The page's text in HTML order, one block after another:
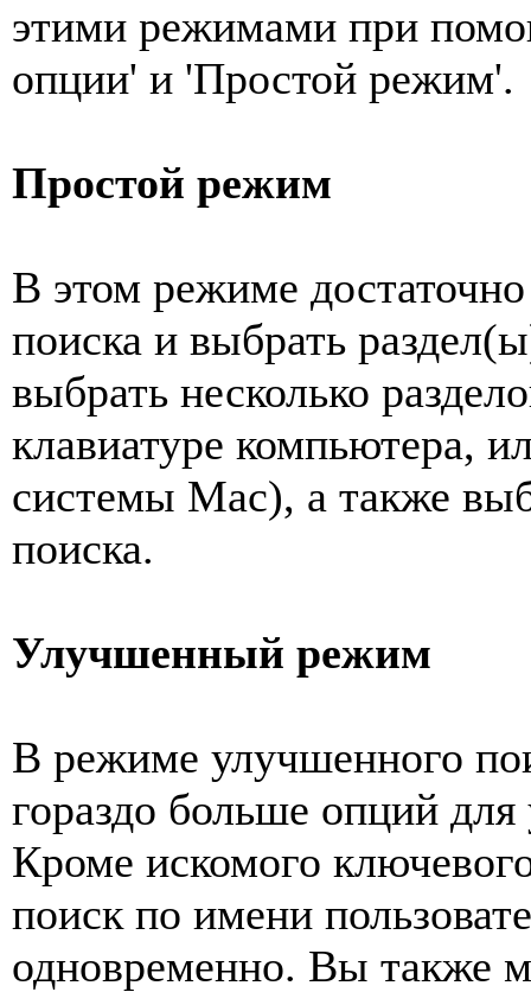
этими режимами при
опции' и 'Простой режим'.
Простой режим
В этом режиме
поиска и выбрать
выбрать несколько
клавиатуре компьютера,
системы Mac), а также
поиска.
Улучшенный режим
В режиме улучшенного
гораздо больше опций
Кроме искомого
поиск по имени
одновременно. Вы также